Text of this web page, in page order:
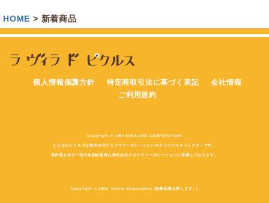
HOME 新着商品
個人情報保護方針 特定商取引法に基づく表記
会社情報
ご利用規約
Copyright © 1994 NAKAJIMA CORPORATION
かえるのピクルスは株式会社ナカジマコーポレーションのオリジナルキャラクターです。
著作権を含む一切の知的財産権は株式会社ナカジマコーポレーションに帰属しております。
Copyright © 2002- Zowie Corporation.(無断転載を禁じます。)